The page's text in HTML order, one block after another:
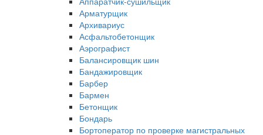
Арматурщик
Архивариус
Асфальтобетонщик
Аэрографист
Балансировщик шин
Бандажировщик
Барбер
Бармен
Бетонщик
Бондарь
Бортоператор по проверке магистральных